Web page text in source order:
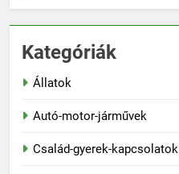
Kategóriák
Állatok
Autó-motor-járművek
Család-gyerek-kapcsolatok